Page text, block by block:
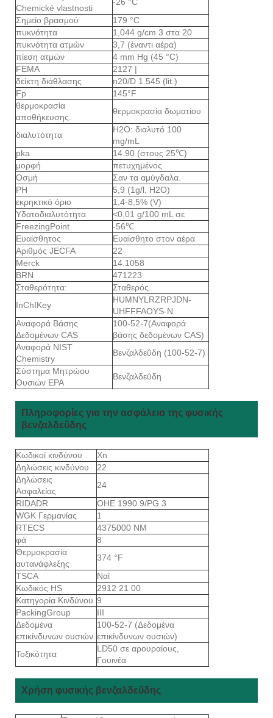
Chemické vlastnosti
Σημείο βρασμού
179 °C
πυκνότητα
1,044 g/cm 3 στα 20
πυκνότητα ατμών
3,7 (έναντι αέρα)
πίεση ατμών
4 mm Hg (45 °C)
FEMA
2127 |
δείκτη διάθλασης
n20/D 1.545 (lit.)
Fp
145°F
θερμοκρασία
αποθήκευσης.
θερμοκρασία δωματίου
διαλυτότητα
H2O: διαλυτό 100
mg/mL
pka
14.90 (στους 25℃)
μορφή
πετυχημένος
Οσμή
Σαν τα αμύγδαλα.
PH
5,9 (1g/l, H2O)
εκρηκτικό όριο
1,4-8,5% (V)
Υδατοδιαλυτότητα
<0,01 g/100 mL σε
FreezingPoint
-56℃
Ευαίσθητος
Ευαίσθητο στον αέρα
Αριθμός JECFA
22
Merck
14.1058
BRN
471223
Σταθερότητα:
Σταθερός.
InChIKey
HUMNYLRZRPJDN-
UHFFFAOYS-N
Αναφορά Βάσης
Δεδομένων CAS
100-52-7(Αναφορά
βάσης δεδομένων CAS)
Αναφορά NIST
Chemistry
Βενζαλδεΰδη (100-52-7)
Σύστημα Μητρώου
Ουσιών EPA
Βενζαλδεΰδη
Πληροφορίες για την ασφάλεια της φυσικής
βενζαλδεΰδης
Κωδικοί κινδύνου
Xn
Δηλώσεις κινδύνου
22
Δηλώσεις
Ασφαλείας
24
RIDADR
ΟΗΕ 1990 9/PG 3
WGK Γερμανίας
1
RTECS
4375000 ΝΜ
φά
8
Θερμοκρασία
αυτανάφλεξης
374 °F
TSCA
Ναί
Κωδικός HS
2912 21 00
Κατηγορία Κινδύνου 9
PackingGroup
III
Δεδομένα
επικίνδυνων ουσιών
100-52-7 (Δεδομένα
επικίνδυνων ουσιών)
Τοξικότητα
LD50 σε αρουραίους,
Γουινέα
Χρήση φυσικής βενζαλδεΰδης